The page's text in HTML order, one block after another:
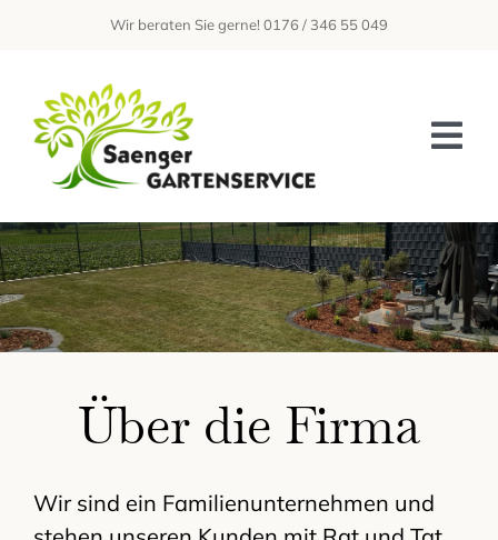
Wir beraten Sie gerne! 0176 / 346 55 049
Home
Über Uns
Leistungen
Über die Firma
Wir sind ein Familienunternehmen und